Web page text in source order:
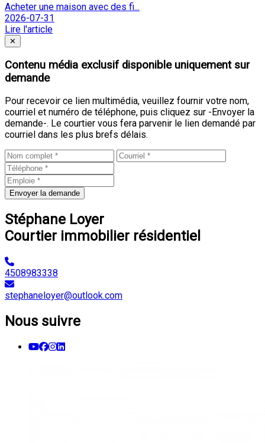
Acheter une maison avec des fi...
2026-07-31
Lire l'article
Fermer
✕
Contenu média exclusif disponible uniquement sur
demande
Pour recevoir ce lien multimédia, veuillez fournir votre nom,
courriel et numéro de téléphone, puis cliquez sur -Envoyer la
demande-. Le courtier vous fera parvenir le lien demandé par
courriel dans les plus brefs délais.
Envoyer la demande
Stéphane Loyer
Courtier immobilier résidentiel
4508983338
stephaneloyer@outlook.com
Nous suivre